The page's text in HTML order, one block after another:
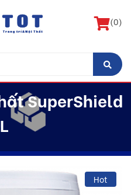
(0)
SuperShield
Hot